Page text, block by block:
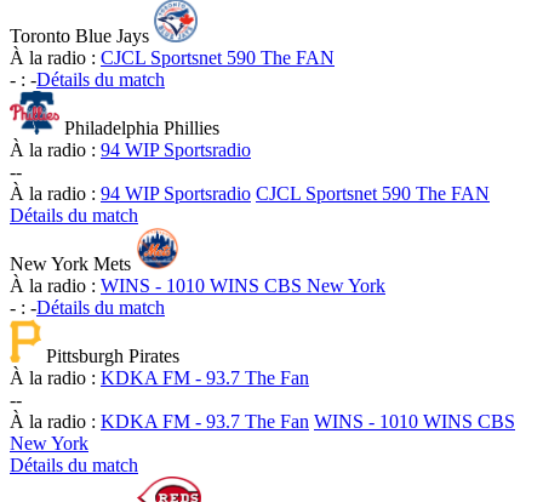
Toronto Blue Jays
À la radio : CJCL Sportsnet 590 The FAN
- : -Détails du match
Philadelphia Phillies
À la radio : 94 WIP Sportsradio
--
À la radio : 94 WIP Sportsradio CJCL Sportsnet 590 The FAN
Détails du match
New York Mets
À la radio : WINS - 1010 WINS CBS New York
- : -Détails du match
Pittsburgh Pirates
À la radio : KDKA FM - 93.7 The Fan
--
À la radio : KDKA FM - 93.7 The Fan WINS - 1010 WINS CBS
New York
Détails du match